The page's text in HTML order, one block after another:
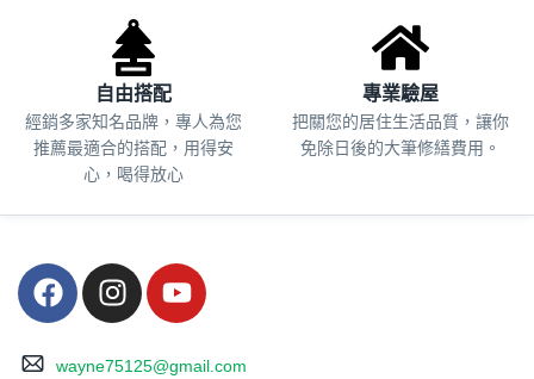
自由搭配
經銷多家知名品牌，專人為您
推薦最適合的搭配，用得安
心，喝得放心
專業驗屋
把關您的居住生活品質， 讓你
免除日後的大筆修繕費用。
wayne75125@gmail.com